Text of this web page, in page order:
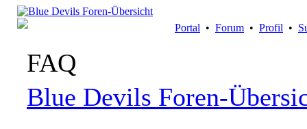
Portal • Forum • Profil •
FAQ
Blue Devils Foren-